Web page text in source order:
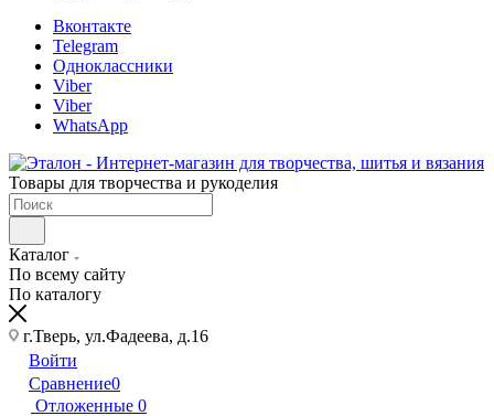
Вконтакте
Telegram
Одноклассники
Viber
Viber
WhatsApp
Товары для творчества и рукоделия
Каталог
По всему сайту
По каталогу
г.Тверь, ул.Фадеева, д.16
Войти
Сравнение0
Отложенные 0